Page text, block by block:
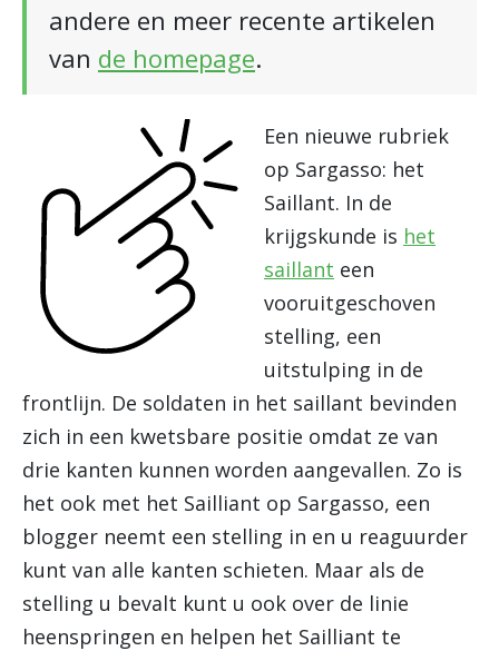
andere en meer recente artikelen
van de homepage.
Een nieuwe rubriek
op Sargasso: het
Saillant. In de
krijgskunde is het
saillant een
vooruitgeschoven
stelling, een
uitstulping in de
frontlijn. De soldaten in het saillant bevinden
zich in een kwetsbare positie omdat ze van
drie kanten kunnen worden aangevallen. Zo is
het ook met het Sailliant op Sargasso, een
blogger neemt een stelling in en u reaguurder
kunt van alle kanten schieten. Maar als de
stelling u bevalt kunt u ook over de linie
heenspringen en helpen het Sailliant te